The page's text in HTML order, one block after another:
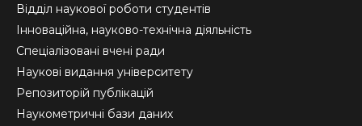
Відділ наукової роботи студентів
Інноваційна, науково-технічна діяльність
Спеціалізовані вчені ради
Наукові видання університету
Репозиторій публікацій
Наукометричні бази даних